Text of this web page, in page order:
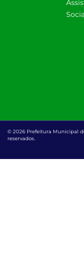
© 2026 Prefeitura Municipal
reservados.